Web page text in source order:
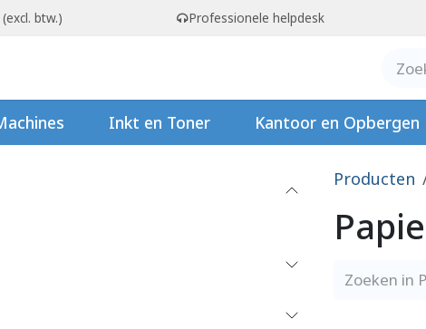
btw.) Professionele helpdesk
Inkt en Toner Kantoor en Opbergen
Producten